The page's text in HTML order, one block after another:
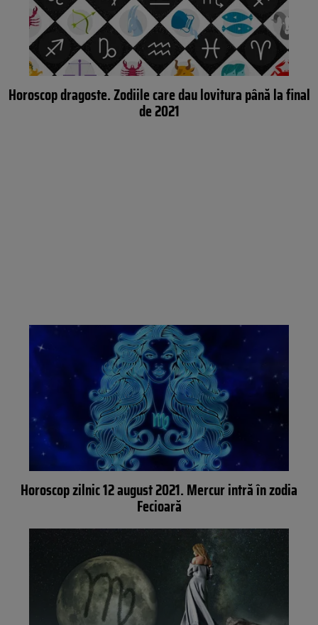
Horoscop dragoste. Zodiile care dau lovitura până la final
de 2021
Horoscop zilnic 12 august 2021. Mercur intră în zodia
Fecioară